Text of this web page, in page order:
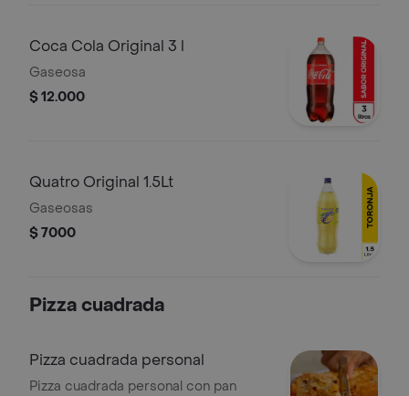
Coca Cola Original 3 l
Gaseosa
$ 12.000
Quatro Original 1.5Lt
Gaseosas
$ 7000
Pizza cuadrada
Pizza cuadrada personal
Pizza cuadrada personal con pan